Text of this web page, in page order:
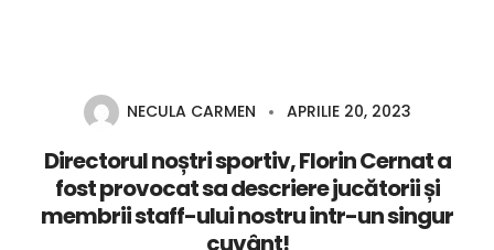
NECULA CARMEN APRILIE 20, 2023
Directorul noștri sportiv, Florin Cernat a
fost provocat sa descriere jucătorii și
membrii staff-ului nostru intr-un singur
cuvânt!